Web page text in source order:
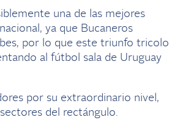
una de las mejores
ya que Bucaneros
por lo que este triunfo
al fútbol sala de Uruguay
por su extraordinario nivel,
del rectángulo.